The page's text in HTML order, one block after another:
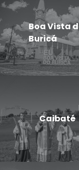
Boa Vista
Buricá
Caibaté